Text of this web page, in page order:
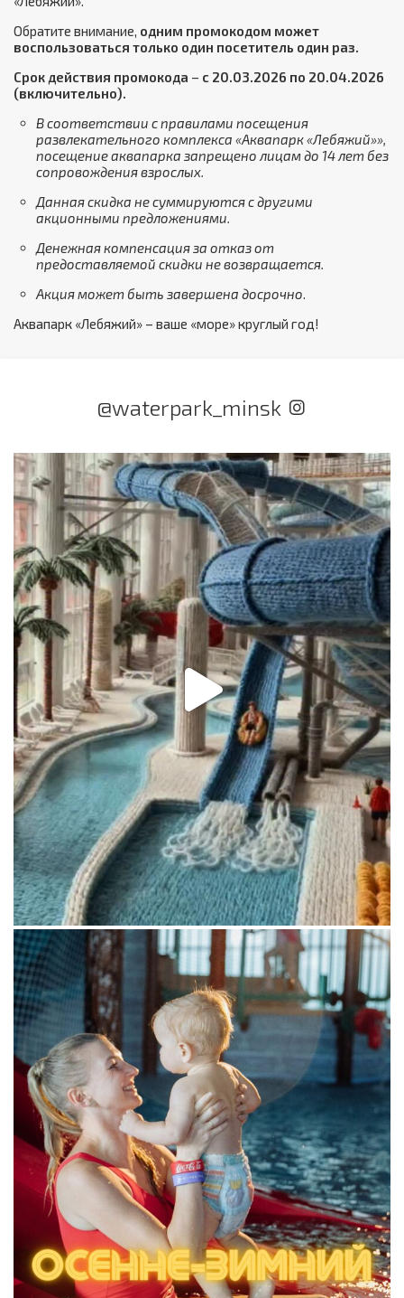
Обратите внимание, одним промокодом может
воспользоваться только один посетитель один раз.
Срок действия промокода – с 20.03.2026 по 20.04.2026
(включительно).
В соответствии с правилами посещения
развлекательного комплекса «Аквапарк «Лебяжий»»,
посещение аквапарка запрещено лицам до 14 лет без
сопровождения взрослых.
Данная скидка не суммируются с другими
акционными предложениями.
Денежная компенсация за отказ от
предоставляемой скидки не возвращается.
Акция может быть завершена досрочно.
Аквапарк «Лебяжий» – ваше «море» круглый год!
@waterpark_minsk